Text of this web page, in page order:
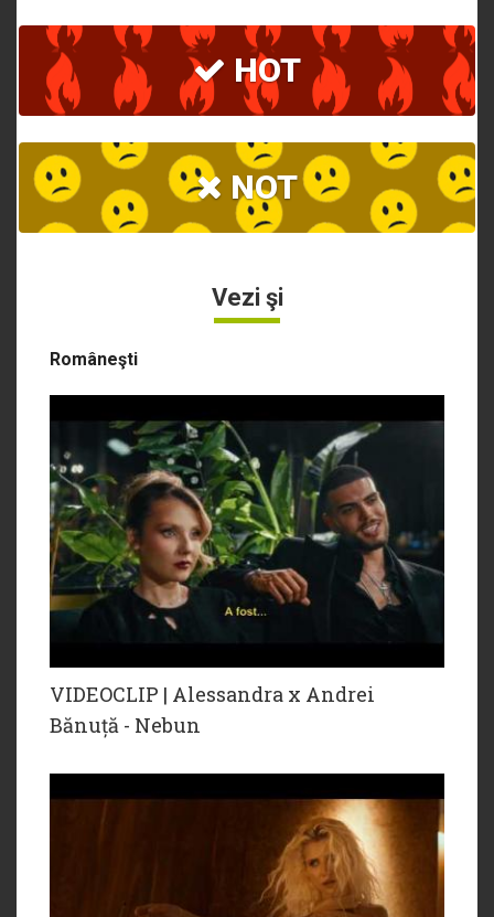
HOT
NOT
Vezi şi
Româneşti
VIDEOCLIP | Alessandra x Andrei
Bănuță - Nebun